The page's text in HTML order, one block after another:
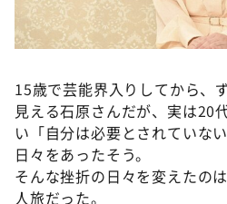
15歳で芸能界入りしてから、
見える石原さんだが、実は20
い「自分は必要とされていな
日々をあったそう。
そんな挫折の日々を変えたの
人旅だった。